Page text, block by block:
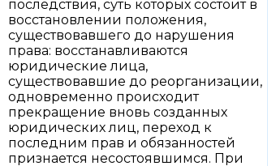
последствия, суть которых состоит в
восстановлении положения,
существовавшего до нарушения
права: восстанавливаются
юридические лица,
существовавшие до реорганизации,
одновременно происходит
прекращение вновь созданных
юридических лиц, переход к
последним прав и обязанностей
признается несостоявшимся. При